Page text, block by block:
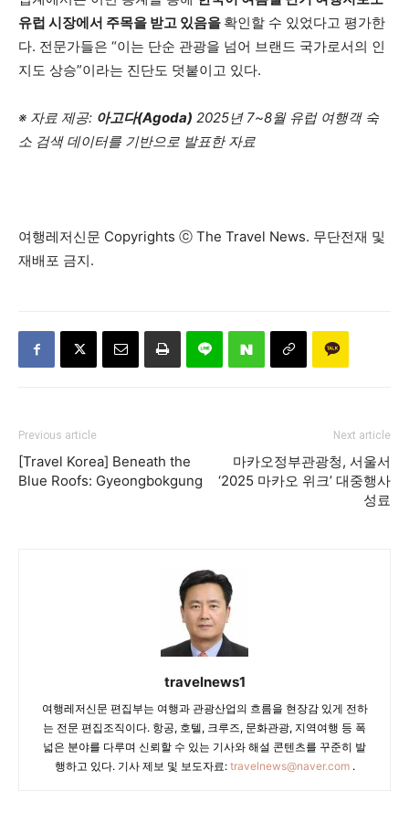
유럽 시장에서 주목을 받고 있음을 확인할 수 있었다고 평가한
다. 전문가들은 “이는 단순 관광을 넘어 브랜드 국가로서의 인
지도 상승”이라는 진단도 덧붙이고 있다.
※ 자료 제공: 아고다(Agoda) 2025년 7~8월 유럽 여행객 숙
소 검색 데이터를 기반으로 발표한 자료
여행레저신문 Copyrights ⓒ The Travel News. 무단전재 및
재배포 금지.
Previous article
[Travel Korea] Beneath the
Blue Roofs: Gyeongbokgung
Next article
마카오정부관광청, 서울서
‘2025 마카오 위크’ 대중행사
성료
travelnews1
여행레저신문 편집부는 여행과 관광산업의 흐름을 현장감 있게 전하
는 전문 편집조직이다. 항공, 호텔, 크루즈, 문화관광, 지역여행 등 폭
넓은 분야를 다루며 신뢰할 수 있는 기사와 해설 콘텐츠를 꾸준히 발
행하고 있다. 기사 제보 및 보도자료: travelnews@naver.com.